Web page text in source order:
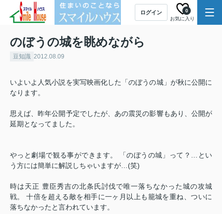
ログイン
お気に入り
0
のぼうの城を眺めながら
豆知識 2012.08.09
いよいよ人気小説を実写映画化した「のぼうの城」が秋に公開に
なります。
思えば、昨年公開予定でしたが、あの震災の影響もあり、公開が
延期となってました。
やっと劇場で観る事ができます。 「のぼうの城」って？…とい
う方には簡単に解説しちゃいますが…(笑)
時は天正 豊臣秀吉の北条氏討伐で唯一落ちなかった城の攻城
戦。 十倍を超える敵を相手に一ヶ月以上も籠城を重ね、ついに
落ちなかったと言われています。